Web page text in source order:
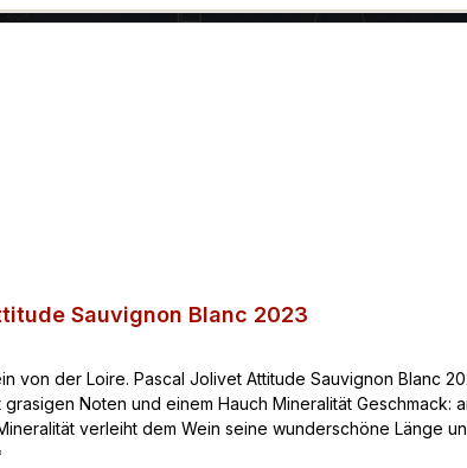
Sauvignon Blanc 2023
von der Loire. Pascal Jolivet Attitude Sauvignon Blanc
Noten und einem Hauch Mineralität
verleiht dem Wein seine wunderschöne Länge
Meeresfrüchten (gegrillte Makrelen, Avocados mit